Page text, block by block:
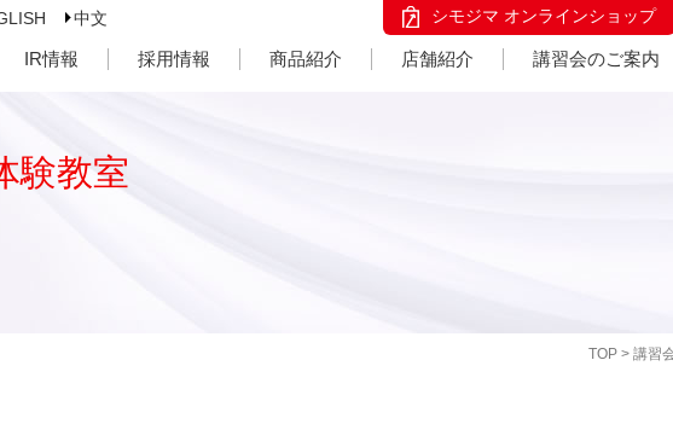
中文 シモジマ オンラインショップ
IR情報 採用情報 商品紹介 店舗紹介 講習会のご案内
TOP > 講習
験教室